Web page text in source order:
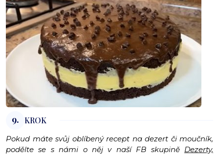
9. KROK
Pokud máte svůj oblíbený recept na dezert či moučník,
podělte se s námi o něj v naší FB skupině Dezerty,